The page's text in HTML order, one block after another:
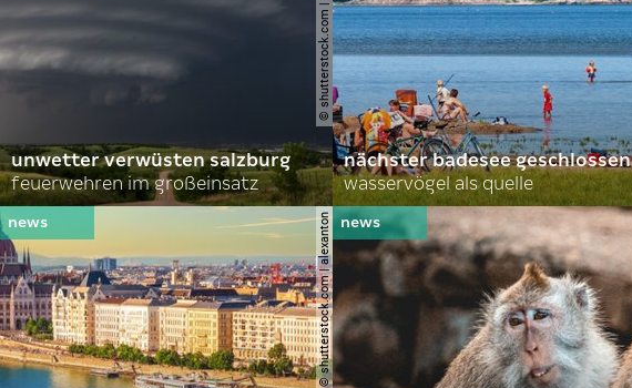
unwetter verwüsten salzburg
feuerwehren im großeinsatz
nächster badesee geschlossen
wasservögel als quelle
© shutterstock.com | alexanton